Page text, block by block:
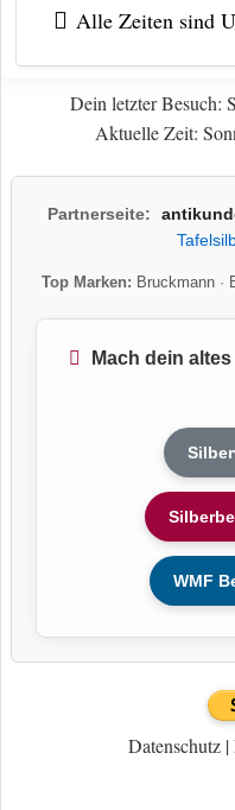
Alle Zeiten sind
Dein letzter Besuch:
Aktuelle Zeit:
Partnerseite:
Top Marken: Bruckmann·
Mach dein
WMF
Datenschutz |